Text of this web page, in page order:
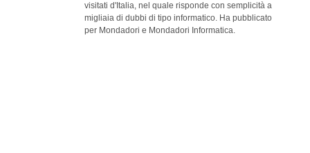
visitati d'Italia, nel quale risponde con semplicità a
migliaia di dubbi di tipo informatico. Ha pubblicato
per Mondadori e Mondadori Informatica.